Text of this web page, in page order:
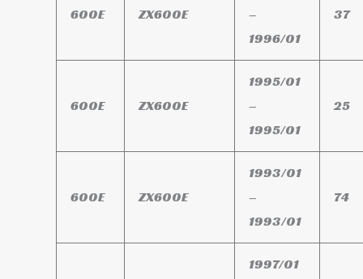
600E ZX600E
–
1996/01
37
600E ZX600E
1995/01
–
1995/01
25
600E ZX600E
1993/01
–
1993/01
74
1997/01